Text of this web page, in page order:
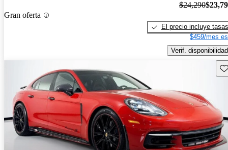
Gran oferta
$24,290
El precio incluye tasas
$459/mes
Verif. disponibilidad